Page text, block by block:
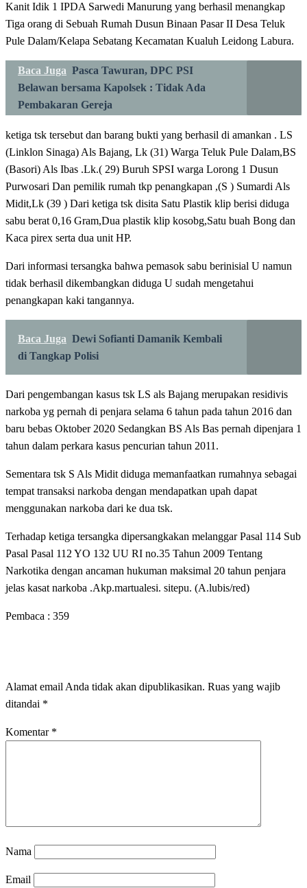
Kanit Idik 1 IPDA Sarwedi Manurung yang berhasil menangkap
Tiga orang di Sebuah Rumah Dusun Binaan Pasar II Desa Teluk
Pule Dalam/Kelapa Sebatang Kecamatan Kualuh Leidong Labura.
Baca Juga Pasca Tawuran, DPC PSI
Belawan bersama Kapolsek : Tidak Ada
Pembakaran Gereja
ketiga tsk tersebut dan barang bukti yang berhasil di amankan . LS
(Linklon Sinaga) Als Bajang, Lk (31) Warga Teluk Pule Dalam,BS
(Basori) Als Ibas .Lk.( 29) Buruh SPSI warga Lorong 1 Dusun
Purwosari Dan pemilik rumah tkp penangkapan ,(S ) Sumardi Als
Midit,Lk (39 ) Dari ketiga tsk disita Satu Plastik klip berisi diduga
sabu berat 0,16 Gram,Dua plastik klip kosobg,Satu buah Bong dan
Kaca pirex serta dua unit HP.
Dari informasi tersangka bahwa pemasok sabu berinisial U namun
tidak berhasil dikembangkan diduga U sudah mengetahui
penangkapan kaki tangannya.
Baca Juga Dewi Sofianti Damanik Kembali
di Tangkap Polisi
Dari pengembangan kasus tsk LS als Bajang merupakan residivis
narkoba yg pernah di penjara selama 6 tahun pada tahun 2016 dan
baru bebas Oktober 2020 Sedangkan BS Als Bas pernah dipenjara 1
tahun dalam perkara kasus pencurian tahun 2011.
Sementara tsk S Als Midit diduga memanfaatkan rumahnya sebagai
tempat transaksi narkoba dengan mendapatkan upah dapat
menggunakan narkoba dari ke dua tsk.
Terhadap ketiga tersangka dipersangkakan melanggar Pasal 114 Sub
Pasal Pasal 112 YO 132 UU RI no.35 Tahun 2009 Tentang
Narkotika dengan ancaman hukuman maksimal 20 tahun penjara
jelas kasat narkoba .Akp.martualesi. sitepu. (A.lubis/red)
Pembaca : 359
Alamat email Anda tidak akan dipublikasikan. Ruas yang wajib
ditandai *
Komentar *
Nama
Email